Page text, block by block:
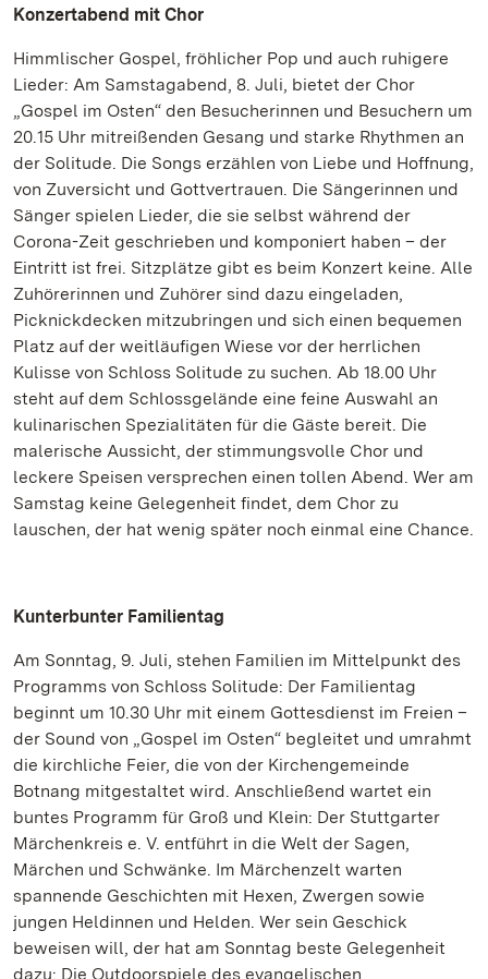
Konzertabend mit Chor
Himmlischer Gospel, fröhlicher Pop und auch ruhigere
Lieder: Am Samstagabend, 8. Juli, bietet der Chor
„Gospel im Osten“ den Besucherinnen und Besuchern um
20.15 Uhr mitreißenden Gesang und starke Rhythmen an
der Solitude. Die Songs erzählen von Liebe und Hoffnung,
von Zuversicht und Gottvertrauen. Die Sängerinnen und
Sänger spielen Lieder, die sie selbst während der
Corona-Zeit geschrieben und komponiert haben – der
Eintritt ist frei. Sitzplätze gibt es beim Konzert keine. Alle
Zuhörerinnen und Zuhörer sind dazu eingeladen,
Picknickdecken mitzubringen und sich einen bequemen
Platz auf der weitläufigen Wiese vor der herrlichen
Kulisse von Schloss Solitude zu suchen. Ab 18.00 Uhr
steht auf dem Schlossgelände eine feine Auswahl an
kulinarischen Spezialitäten für die Gäste bereit. Die
malerische Aussicht, der stimmungsvolle Chor und
leckere Speisen versprechen einen tollen Abend. Wer am
Samstag keine Gelegenheit findet, dem Chor zu
lauschen, der hat wenig später noch einmal eine Chance.
Kunterbunter Familientag
Am Sonntag, 9. Juli, stehen Familien im Mittelpunkt des
Programms von Schloss Solitude: Der Familientag
beginnt um 10.30 Uhr mit einem Gottesdienst im Freien –
der Sound von „Gospel im Osten“ begleitet und umrahmt
die kirchliche Feier, die von der Kirchengemeinde
Botnang mitgestaltet wird. Anschließend wartet ein
buntes Programm für Groß und Klein: Der Stuttgarter
Märchenkreis e. V. entführt in die Welt der Sagen,
Märchen und Schwänke. Im Märchenzelt warten
spannende Geschichten mit Hexen, Zwergen sowie
jungen Heldinnen und Helden. Wer sein Geschick
beweisen will, der hat am Sonntag beste Gelegenheit
dazu: Die Outdoorspiele des evangelischen